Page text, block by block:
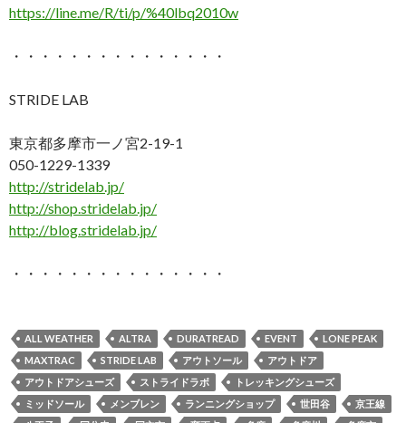
https://line.me/R/ti/p/%40lbq2010w
・・・・・・・・・・・・・・・
STRIDE LAB
東京都多摩市一ノ宮2-19-1
050-1229-1339
http://stridelab.jp/
http://shop.stridelab.jp/
http://blog.stridelab.jp/
・・・・・・・・・・・・・・・
ALL WEATHER ALTRA DURATREAD EVENT
LONE PEAK
MAXTRAC
STRIDE LAB アウトソール
アウトドア
アウトドアシューズ
ストライドラボ
トレッキングシューズ
ミッドソール
メンブレン ランニングショップ 世田谷
京王線